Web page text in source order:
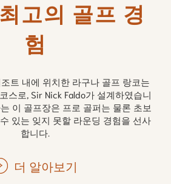
고의 골프 경
험
트 내에 위치한 라구나 골프 랑코는
스로, Sir Nick Faldo가 설계하였습니
이 골프장은 프로 골퍼는 물론 초보
있는 잊지 못할 라운딩 경험을 선사
합니다.
더 알아보기